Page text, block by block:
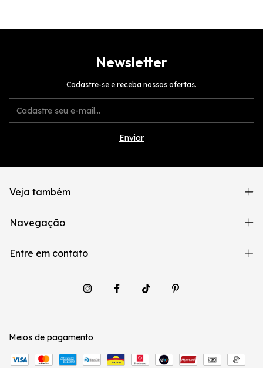
Newsletter
Cadastre-se e receba nossas ofertas.
Veja também
Navegação
Entre em contato
Meios de pagamento